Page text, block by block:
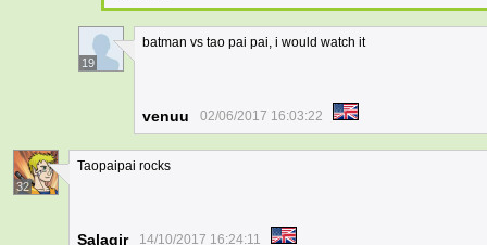
19
batman vs tao pai pai, i would watch it
venuu 02/06/2017 16:03:22
32
Taopaipai rocks
Salagir 14/10/2017 16:24:11